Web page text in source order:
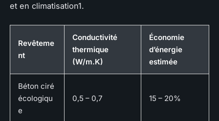
et en climatisation1.
Revêteme
nt
Conductivité
thermique
(W/m.K)
Économie
d’énergie
estimée
Béton ciré
écologiqu
e
0,5 – 0,7 15 – 20%